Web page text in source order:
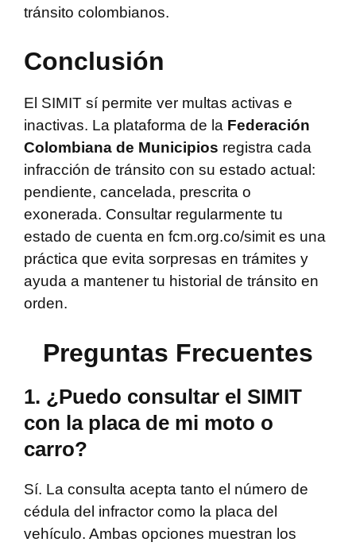
tránsito colombianos.
Conclusión
El SIMIT sí permite ver multas activas e
inactivas. La plataforma de la Federación
Colombiana de Municipios registra cada
infracción de tránsito con su estado actual:
pendiente, cancelada, prescrita o
exonerada. Consultar regularmente tu
estado de cuenta en fcm.org.co/simit es una
práctica que evita sorpresas en trámites y
ayuda a mantener tu historial de tránsito en
orden.
Preguntas Frecuentes
1. ¿Puedo consultar el SIMIT
con la placa de mi moto o
carro?
Sí. La consulta acepta tanto el número de
cédula del infractor como la placa del
vehículo. Ambas opciones muestran los